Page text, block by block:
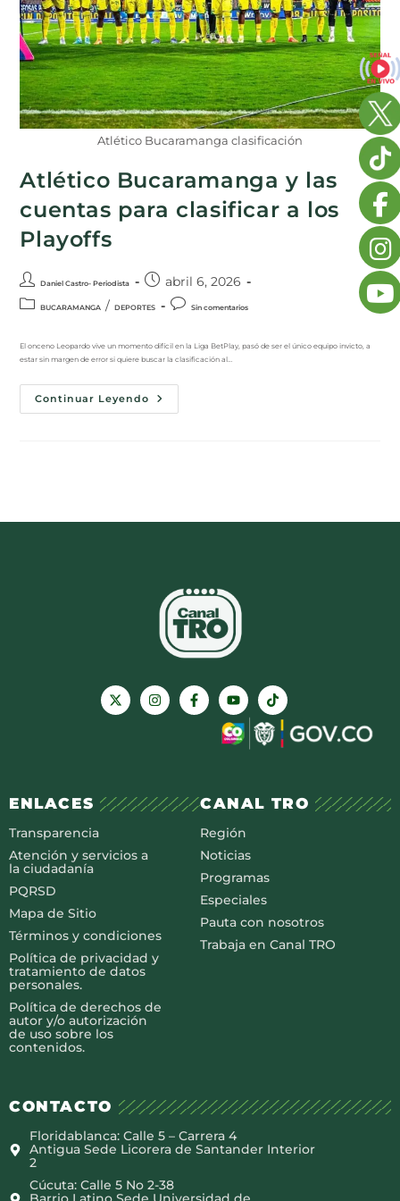
Atlético Bucaramanga clasificación
Atlético Bucaramanga y las
cuentas para clasificar a los
Playoffs
Daniel Castro- Periodista abril 6, 2026
BUCARAMANGA / DEPORTES Sin comentarios
El onceno Leopardo vive un momento difícil en la Liga BetPlay, pasó de ser el único equipo invicto, a
estar sin margen de error si quiere buscar la clasificación al…
Continuar Leyendo
ENLACES
Transparencia
Atención y servicios a
la ciudadanía
PQRSD
Mapa de Sitio
Términos y condiciones
Política de privacidad y
tratamiento de datos
personales.
Política de derechos de
autor y/o autorización
de uso sobre los
contenidos.
CANAL TRO
Región
Noticias
Programas
Especiales
Pauta con nosotros
Trabaja en Canal TRO
CONTACTO
Floridablanca: Calle 5 – Carrera 4
Antigua Sede Licorera de Santander Interior
2
Cúcuta: Calle 5 No 2-38